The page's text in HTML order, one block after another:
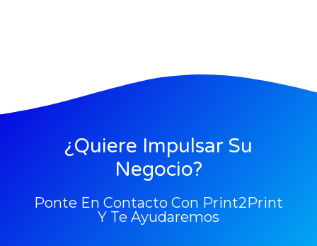
¿Quiere Impulsar Su
Negocio?
Ponte En Contacto Con Print2Print
Y Te Ayudaremos